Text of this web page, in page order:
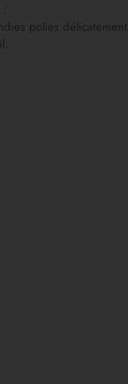
polies